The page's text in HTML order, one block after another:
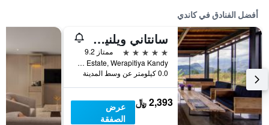
أفضل الفنادق في كاندي
سانتاني ويلنيس كاندي
5 نجوم
ممتاز 9.2
Aratenna Estate, Werapitiya Kandy, كاندي, سريلانكا
0.0 كيلومتر عن وسط المدينة
2,393 ﷼
عرض
الصفقة